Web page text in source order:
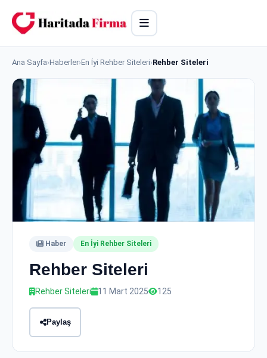
Ana Sayfa›Haberler›En İyi Rehber Siteleri›Rehber Siteleri
Haber En İyi Rehber Siteleri
Rehber Siteleri
Rehber Siteleri 11 Mart 2025 125
Paylaş